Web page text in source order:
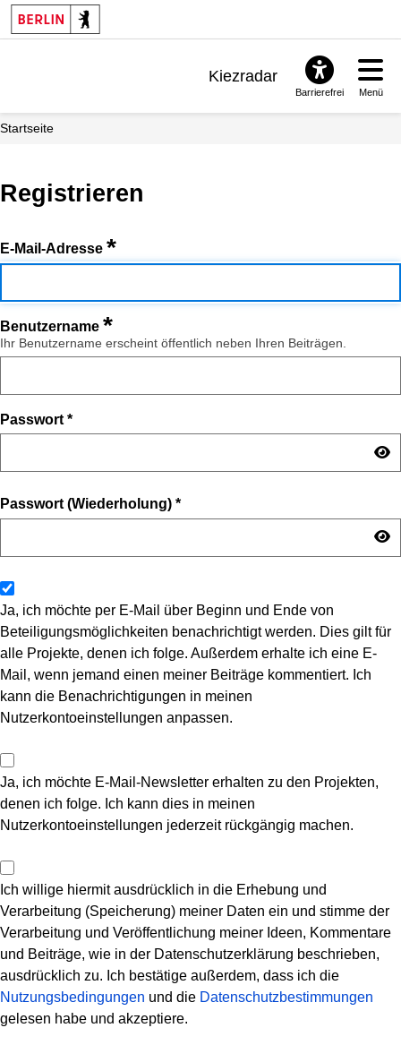
Kiezradar
Barrierefrei Menü
Startseite
Registrieren
E-Mail-Adresse *
Benutzername *
Ihr Benutzername erscheint öffentlich neben Ihren Beiträgen.
Passwort *
Passwort (Wiederholung) *
Ja, ich möchte per E-Mail über Beginn und Ende von
Beteiligungsmöglichkeiten benachrichtigt werden. Dies gilt für
alle Projekte, denen ich folge. Außerdem erhalte ich eine E-
Mail, wenn jemand einen meiner Beiträge kommentiert. Ich
kann die Benachrichtigungen in meinen
Nutzerkontoeinstellungen anpassen.
Ja, ich möchte E-Mail-Newsletter erhalten zu den Projekten,
denen ich folge. Ich kann dies in meinen
Nutzerkontoeinstellungen jederzeit rückgängig machen.
Ich willige hiermit ausdrücklich in die Erhebung und
Verarbeitung (Speicherung) meiner Daten ein und stimme der
Verarbeitung und Veröffentlichung meiner Ideen, Kommentare
und Beiträge, wie in der Datenschutzerklärung beschrieben,
ausdrücklich zu. Ich bestätige außerdem, dass ich die
Nutzungsbedingungen und die Datenschutzbestimmungen
gelesen habe und akzeptiere.